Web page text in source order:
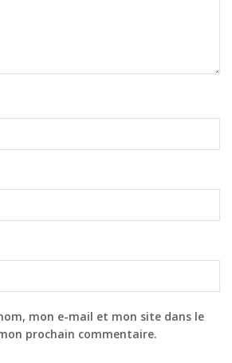
mon e-mail et mon site dans le
prochain commentaire.